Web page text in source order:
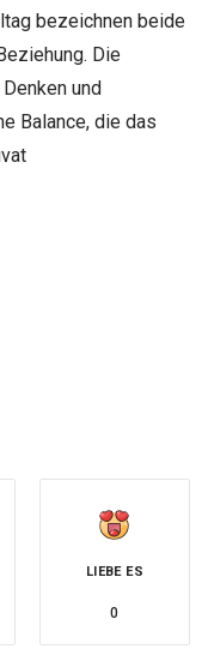
bezeichnen beide
Die
und
Balance, die das
LIEBE ES
0